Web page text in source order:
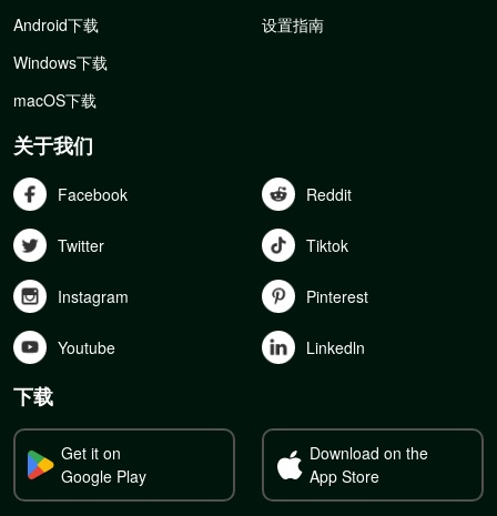
Android下载
Windows下载
macOS下载
设置指南
关于我们
Facebook Reddit
Twitter Tiktok
Instagram Pinterest
Youtube Linkedln
下载
Get it on
Google Play
Download on the
App Store